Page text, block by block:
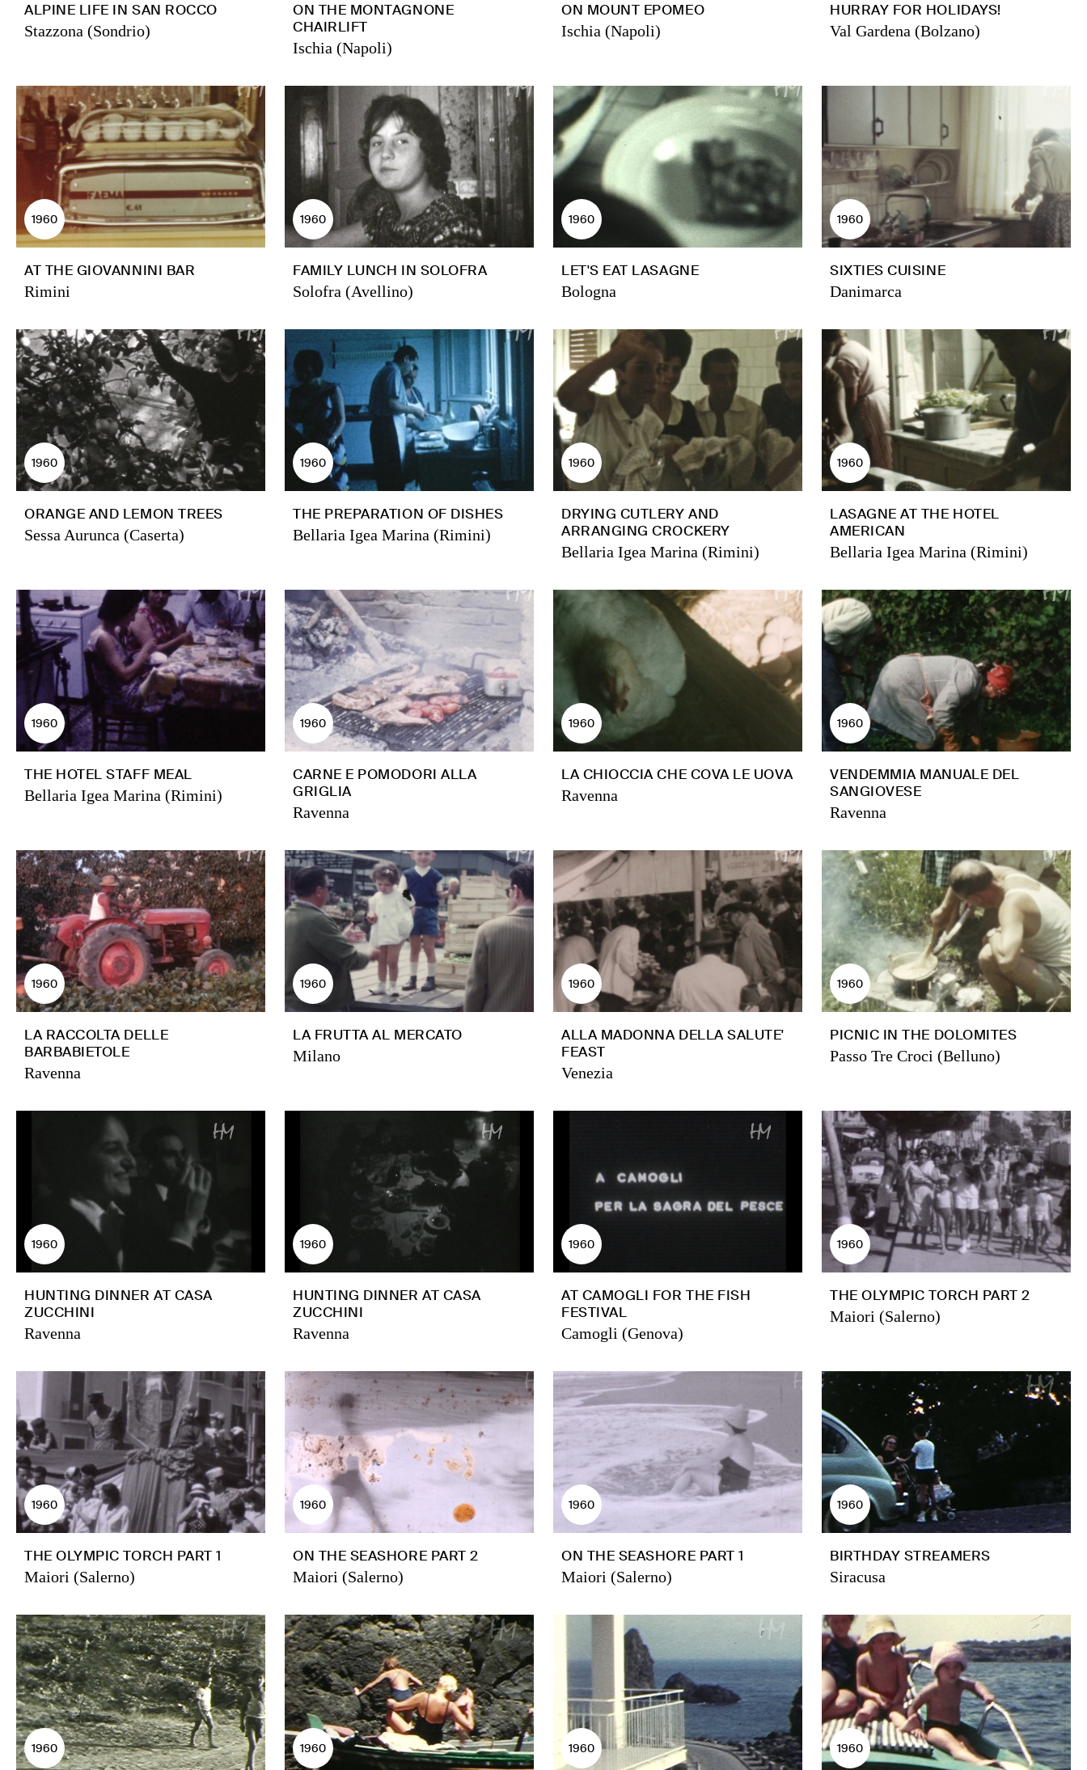
ALPINE LIFE IN SAN ROCCO
Stazzona (Sondrio)
ON THE MONTAGNONE
CHAIRLIFT
Ischia (Napoli)
ON MOUNT EPOMEO
Ischia (Napoli)
HURRAY FOR HOLIDAYS!
Val Gardena (Bolzano)
1960
AT THE GIOVANNINI BAR
Rimini
1960
FAMILY LUNCH IN SOLOFRA
Solofra (Avellino)
1960
LET'S EAT LASAGNE
Bologna
1960
SIXTIES CUISINE
Danimarca
1960
ORANGE AND LEMON TREES
Sessa Aurunca (Caserta)
1960
THE PREPARATION OF DISHES
Bellaria Igea Marina (Rimini)
1960
DRYING CUTLERY AND
ARRANGING CROCKERY
Bellaria Igea Marina (Rimini)
1960
LASAGNE AT THE HOTEL
AMERICAN
Bellaria Igea Marina (Rimini)
1960
THE HOTEL STAFF MEAL
Bellaria Igea Marina (Rimini)
1960
CARNE E POMODORI ALLA
GRIGLIA
Ravenna
1960
LA CHIOCCIA CHE COVA LE UOVA
Ravenna
1960
VENDEMMIA MANUALE DEL
SANGIOVESE
Ravenna
1960
LA RACCOLTA DELLE
BARBABIETOLE
Ravenna
1960
LA FRUTTA AL MERCATO
Milano
1960
ALLA MADONNA DELLA SALUTE'
FEAST
Venezia
1960
PICNIC IN THE DOLOMITES
Passo Tre Croci (Belluno)
1960
HUNTING DINNER AT CASA
ZUCCHINI
Ravenna
1960
HUNTING DINNER AT CASA
ZUCCHINI
Ravenna
1960
AT CAMOGLI FOR THE FISH
FESTIVAL
Camogli (Genova)
1960
THE OLYMPIC TORCH PART 2
Maiori (Salerno)
1960
THE OLYMPIC TORCH PART 1
Maiori (Salerno)
1960
ON THE SEASHORE PART 2
Maiori (Salerno)
1960
ON THE SEASHORE PART 1
Maiori (Salerno)
1960
BIRTHDAY STREAMERS
Siracusa
1960 1960 1960 1960